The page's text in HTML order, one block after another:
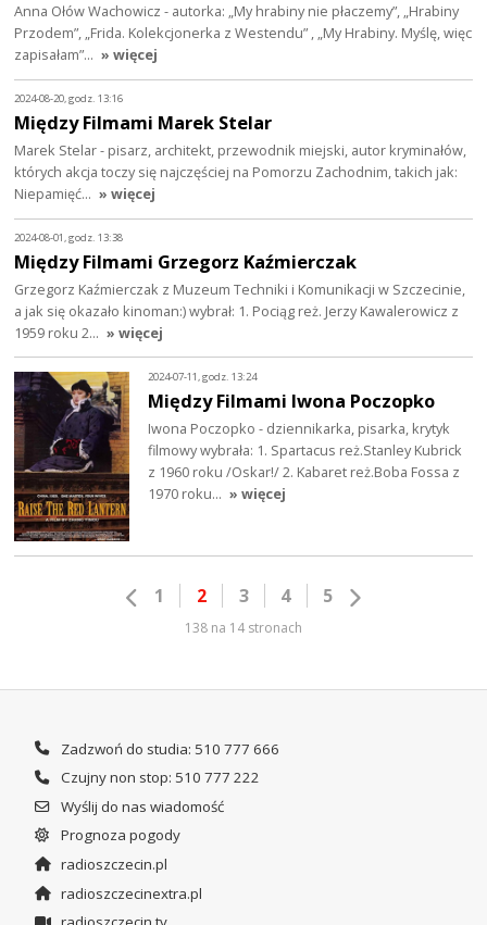
Anna Ołów Wachowicz - autorka: „My hrabiny nie płaczemy”, „Hrabiny
Przodem”, „Frida. Kolekcjonerka z Westendu” , „My Hrabiny. Myślę, więc
zapisałam”… » więcej
2024-08-20, godz. 13:16
Między Filmami Marek Stelar
Marek Stelar - pisarz, architekt, przewodnik miejski, autor kryminałów,
których akcja toczy się najczęściej na Pomorzu Zachodnim, takich jak:
Niepamięć… » więcej
2024-08-01, godz. 13:38
Między Filmami Grzegorz Kaźmierczak
Grzegorz Kaźmierczak z Muzeum Techniki i Komunikacji w Szczecinie,
a jak się okazało kinoman:) wybrał: 1. Pociąg reż. Jerzy Kawalerowicz z
1959 roku 2… » więcej
2024-07-11, godz. 13:24
Między Filmami Iwona Poczopko
Iwona Poczopko - dziennikarka, pisarka, krytyk
filmowy wybrała: 1. Spartacus reż.Stanley Kubrick
z 1960 roku /Oskar!/ 2. Kabaret reż.Boba Fossa z
1970 roku… » więcej
1 2 3 4 5
138 na 14 stronach
Zadzwoń do studia: 510 777 666
Czujny non stop: 510 777 222
Wyślij do nas wiadomość
Prognoza pogody
radioszczecin.pl
radioszczecinextra.pl